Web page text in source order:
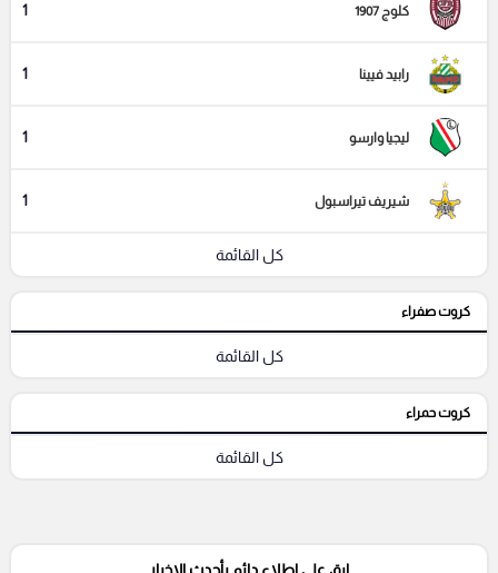
كلوج 1907 1
رابيد فيينا 1
ليجيا وارسو 1
شيريف تيراسبول 1
كل القائمة
كروت صفراء
كل القائمة
كروت حمراء
كل القائمة